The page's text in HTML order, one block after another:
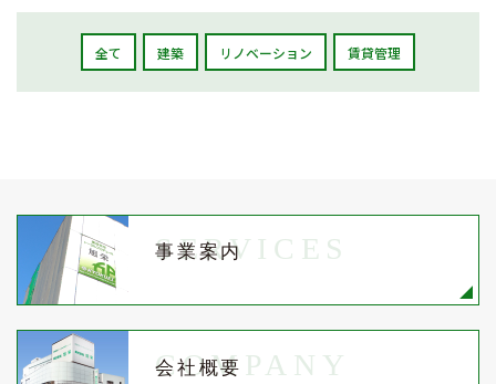
全て 建築 リノベーション 賃貸管理
事業案内
SERVICES
会社概要
COMPANY